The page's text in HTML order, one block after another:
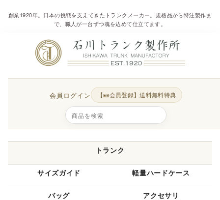
創業1920年。日本の挑戦を支えてきたトランクメーカー。規格品から特注製作ま
で、職人が一台ずつ魂を込めて仕立てます。
会員ログイン 【🪪会員登録】送料無料特典
トランク
サイズガイド 軽量ハードケース
バッグ アクセサリ